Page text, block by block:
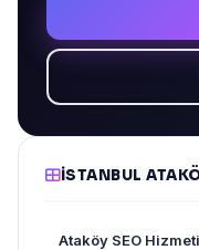
İSTANBUL
Ataköy SEO Hizmeti